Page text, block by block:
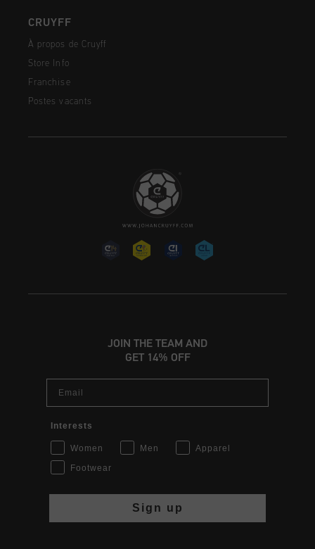
CRUYFF
À propos de Cruyff
Store Info
Franchise
Postes vacants
JOIN THE TEAM AND
GET 14% OFF
Interests
Women Men
Apparel
Footwear
Sign up